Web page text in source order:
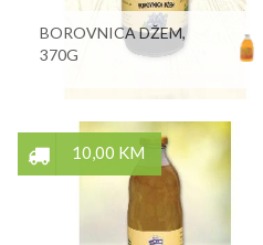
BOROVNICA DŽEM,
370G
10,00 KM